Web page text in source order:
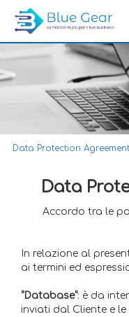
Data Protection Agreement
Data
Accordo tra le
In relazione al
ai termini ed
“Database”: è da
inviati dal Cliente e